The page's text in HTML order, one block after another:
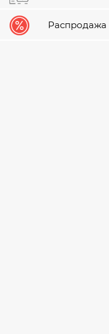
Распродажа